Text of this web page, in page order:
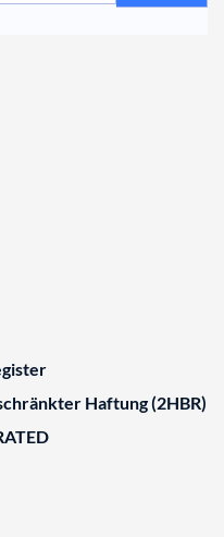
Haftung (2HBR)